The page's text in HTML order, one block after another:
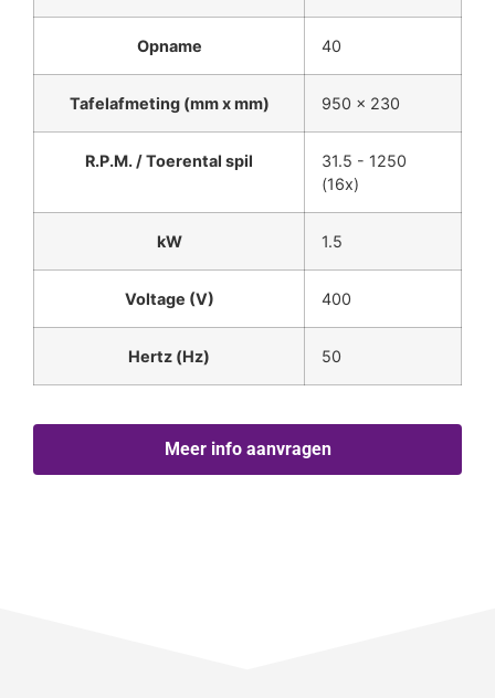
Opname 40
Tafelafmeting (mm x mm) 950 x 230
R.P.M. / Toerental spil
31.5 - 1250
(16x)
kW 1.5
Voltage (V) 400
Hertz (Hz) 50
Meer info aanvragen